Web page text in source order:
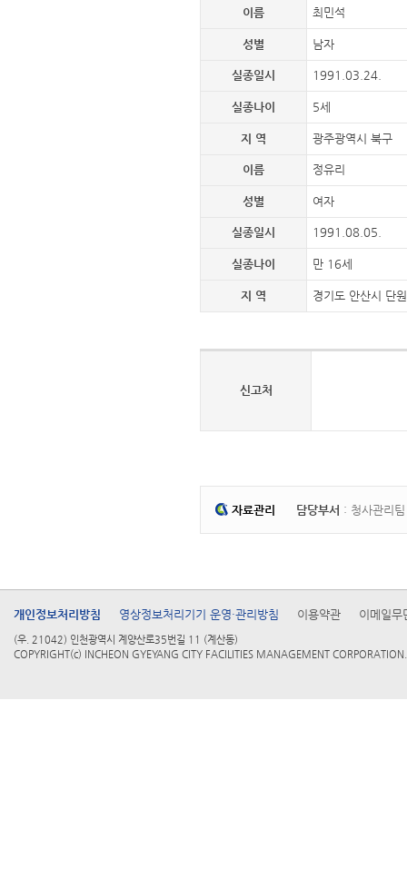
이름 최민석
성별 남자
실종일시 1991.03.24.
실종나이 5세
지 역 광주광역시 북구
이름 정유리
성별 여자
실종일시 1991.08.05.
실종나이 만 16세
지 역 경기도 안산시 단
신고처
자료관리 담당부서 : 청사관리
개인정보처리방침 영상정보처리기기 운영·관리방침 이용약관 이메일무
(우. 21042) 인천광역시 계양산로35번길 11 (계산동)
COPYRIGHT(c) INCHEON GYEYANG CITY FACILITIES MANAGEMENT CORPORATION.